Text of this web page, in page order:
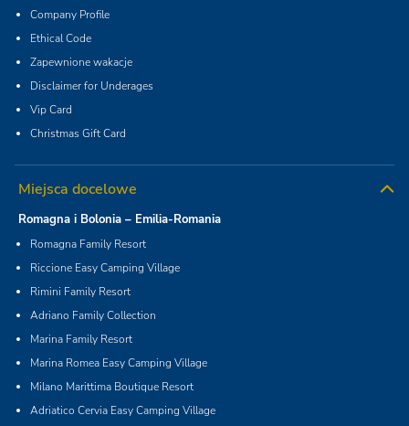
Company Profile
Ethical Code
Zapewnione wakacje
Disclaimer for Underages
Vip Card
Christmas Gift Card
Miejsca docelowe
Romagna i Bolonia – Emilia-Romania
Romagna Family Resort
Riccione Easy Camping Village
Rimini Family Resort
Adriano Family Collection
Marina Family Resort
Marina Romea Easy Camping Village
Milano Marittima Boutique Resort
Adriatico Cervia Easy Camping Village